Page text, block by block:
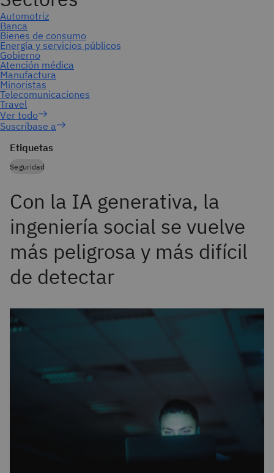
Suscríbase a
Etiquetas
Seguridad
Con la IA generativa, la
ingeniería social se vuelve
más peligrosa y más difícil
de detectar